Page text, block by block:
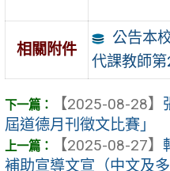
相關附件
公告本
代課教師
【2025-08-28】
屆道德月刊徵文比賽」
【2025-08-27】
補助宣導文宣（中文及